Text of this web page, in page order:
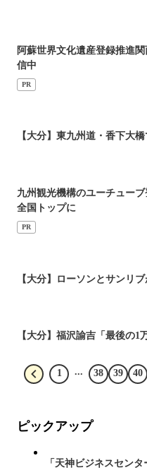
阿蘇世界文化遺産登録推進
信中
PR
【大分】東九州道・香下大
九州観光機構のユーチュー
全国トップに
PR
【大分】ローソンとサンリ
【大分】福沢諭吉「最後の
1 ... 38 39 40
ピックアップ
「天神ビジネスセン